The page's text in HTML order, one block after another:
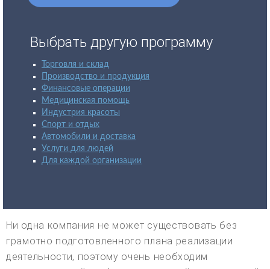
Выбрать другую программу
Торговля и склад
Производство и продукция
Финансовые операции
Медицинская помощь
Индустрия красоты
Спорт и отдых
Автомобили и доставка
Услуги для людей
Для каждой организации
Ни одна компания не может существовать без
грамотно подготовленного плана реализации
деятельности, поэтому очень необходим